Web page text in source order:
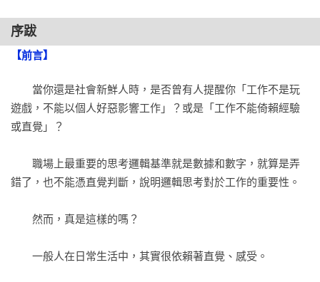
運用直覺和感受的右腦思考，搭配重視邏輯的左腦，能夠提高
工作效率，面臨需要企畫、提案、創意、談判，或解決問題的
他建議我們學習活用左腦和右腦，交互運用理性與感性，才能
「將右腦的感性（直覺、情感、觀察、感受或經驗），以左腦
感性填入故事，用情感好好打動人們，讓人心服口服」，進而
與眾不同、脫穎而出。
從《假說思考》、《論點思考》，這本《右腦思考》是「內田
感受、情感和經驗，以右腦思考超越邏輯思考的極限。
序跋
【前言】
當你還是社會新鮮人時，是否曾有人提醒你「工作不是玩
遊戲，不能以個人好惡影響工作」？或是「工作不能倚賴經驗
或直覺」？
職場上最重要的思考邏輯基準就是數據和數字，就算是弄
錯了，也不能憑直覺判斷，說明邏輯思考對於工作的重要性。
然而，真是這樣的嗎？
一般人在日常生活中，其實很依賴著直覺、感受。